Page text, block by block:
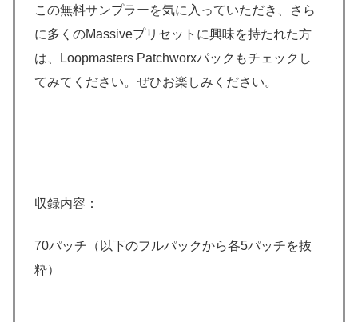
この無料サンプラーを気に入っていただき、さら
に多くのMassiveプリセットに興味を持たれた方
は、Loopmasters Patchworxパックもチェックし
てみてください。ぜひお楽しみください。
収録内容：
70パッチ（以下のフルパックから各5パッチを抜
粋）